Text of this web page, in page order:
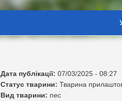
Дата публікації: 07/03/2025 - 08:27
Статус тварини: Тварина
Вид тварини: пес